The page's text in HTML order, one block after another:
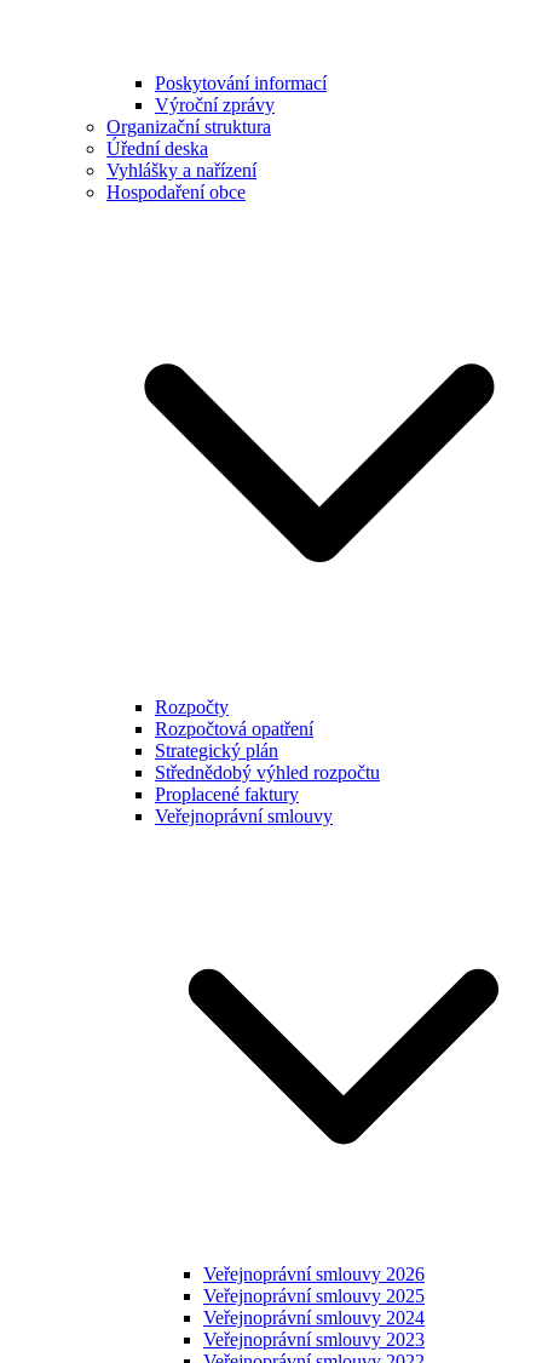
Poskytování informací
Výroční zprávy
Organizační struktura
Úřední deska
Vyhlášky a nařízení
Hospodaření obce
Rozpočty
Rozpočtová opatření
Strategický plán
Střednědobý výhled rozpočtu
Proplacené faktury
Veřejnoprávní smlouvy
Veřejnoprávní smlouvy 2026
Veřejnoprávní smlouvy 2025
Veřejnoprávní smlouvy 2024
Veřejnoprávní smlouvy 2023